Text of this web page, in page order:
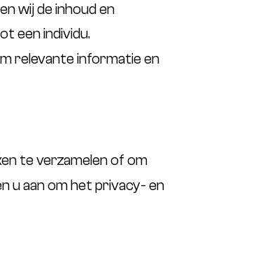
wij de inhoud en
een individu.
relevante informatie en
te verzamelen of om
u aan om het privacy- en